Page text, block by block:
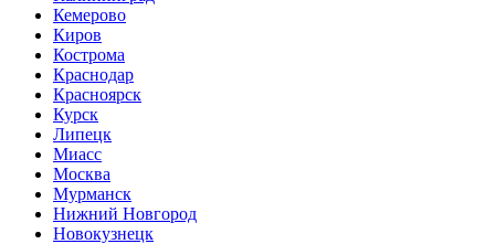
Кемерово
Киров
Кострома
Краснодар
Красноярск
Курск
Липецк
Миасс
Москва
Мурманск
Нижний Новгород
Новокузнецк